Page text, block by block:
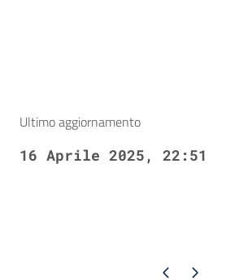
Ultimo aggiornamento
16 Aprile 2025, 22:51
Pagina precedente
Pagina successiva